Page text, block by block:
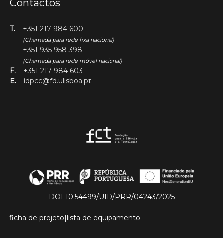
Contactos
T. +351 217 984 600
(Chamada para rede fixa nacional)
+351 935 958 398
(Chamada para rede móvel nacional)
F.
+351 217 984 603
E.
idpcc@fd.ulisboa.pt
DOI 10.54499/UID/PRR/04243/2025
ficha de projeto|lista de equipamento